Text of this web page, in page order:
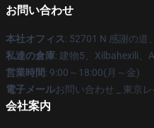
お問い合わせ
本社オフィス: 52701 N 感謝の道
私達の倉庫: 建物5、Xilbahexili、
営業時間: 9:00～18:00(月～金)
電子メールお問い合わせ _ 東京
会社案内